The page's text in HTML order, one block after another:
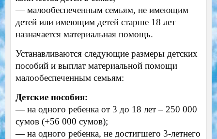
— малообеспеченным семьям, не имеющим
детей или имеющим детей старше 18 лет
назначается материальная помощь.
Устанавливаются следующие размеры детских
пособий и выплат материальной помощи
малообеспеченным семьям:
Детские пособия:
— на одного ребенка от 3 до 18 лет – 250 000
сумов (+56 000 сумов);
— на одного ребенка, не достигшего 3-летнего